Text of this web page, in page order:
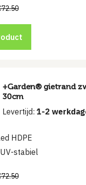
72.50
+Garden® gietrand
30cm
Levertijd: 1-2
HDPE
stabiel
72.50